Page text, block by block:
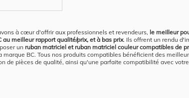
à cœur d'offrir aux professionnels et revendeurs, le meilleur
au meilleur rapport qualité/prix, et à bas prix. Ils offrent un rendu
un ruban matriciel et ruban matriciel couleur compatibles de
marque BC. Tous nos produits compatibles bénéficient des
de pièces de qualité, ainsi qu'une parfaite compatibilité avec